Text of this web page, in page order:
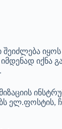
ელ.ფოსტის,